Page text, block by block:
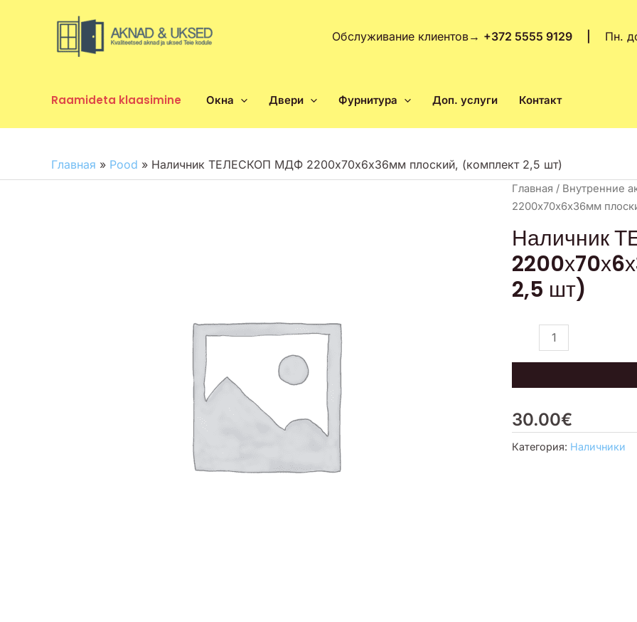
Обслуживание клиентов→ +372 5555 9129 | Пн.
Raamideta klaasimine Окна Двери Фурнитура Доп. услуги Контакт
Главная » Pood » Наличник ТЕЛЕСКОП МДФ 2200х70х6х36мм плоский, (комплект 2,5 шт)
Главная / Внутренние
2200х70х6х36мм
Наличник
2,5 шт)
30.00€
Количество
товара
ТЕЛЕСКОП
МДФ
2200х70х6х36мм
плоский,
Категория: Наличники